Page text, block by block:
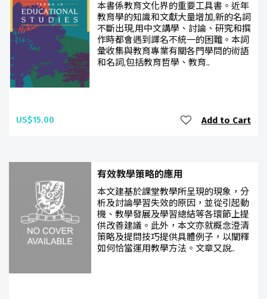
本書係教育文化界的重要工具書。近年
教育學的知識和文獻大量增加,新的名詞
不斷出現,用中文講學、討論、研究和撰
作時都會遇到譯名不統一的困難。本詞
彙收集與教育專業有關各門學問的術語
和名詞,包括教育哲學、教育..
US$15.00 Add to Cart
有效教學策略的應用
本文建基於課堂教學所呈現的現象，分
析及討論學習失效的原因，並從引起動
機、教學發展及學習總結等各環節上提
供改善建議。此外，本文亦就概念澄清
策略及提問技巧提供具體例子，以闡釋
如何恰當運用教學方法。文章又說..